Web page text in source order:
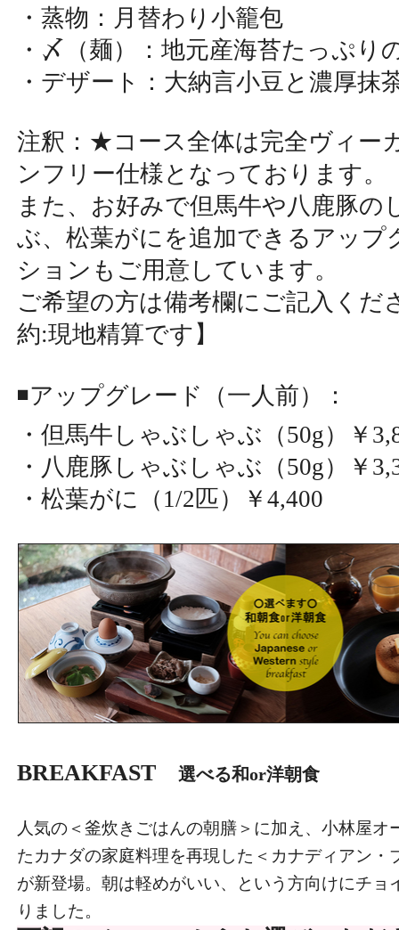
・蒸物：月替わり小籠包
・〆（麺）：地元産海苔たっぷり
・デザート：大納言小豆と濃厚抹
注釈：★コース全体は完全ヴィー
ンフリー仕様となっております。
また、お好みで但馬牛や八鹿豚の
ぶ、松葉がにを追加できるアップ
ションもご用意しています。
ご希望の方は備考欄にご記入くだ
約:現地精算です】
◾️アップグレード（一人前）：
・但馬牛しゃぶしゃぶ（50g）￥
・八鹿豚しゃぶしゃぶ（50g）￥
・松葉がに（1/2匹）￥4,400
BREAKFAST 選べる和or洋朝食
人気の＜釜炊きごはんの朝膳＞に加え、小林屋オ
たカナダの家庭料理を再現した＜カナディアン・
が新登場。朝は軽めがいい、という方向けにチョ
りました。